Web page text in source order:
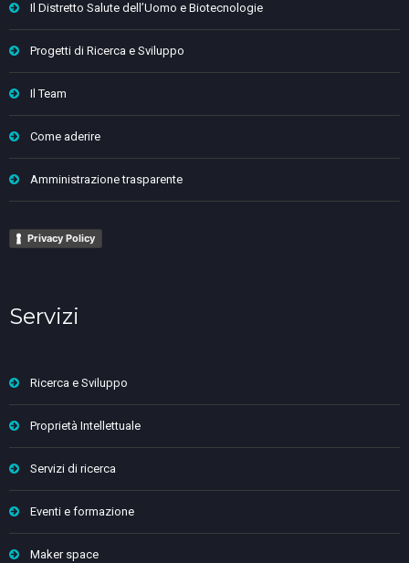
Il Distretto Salute dell’Uomo e Biotecnologie
Progetti di Ricerca e Sviluppo
Il Team
Come aderire
Amministrazione trasparente
Privacy Policy
Servizi
Ricerca e Sviluppo
Proprietà Intellettuale
Servizi di ricerca
Eventi e formazione
Maker space